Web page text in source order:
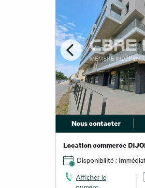
Nous contacter
Location commerce
Disponibilité :
Afficher le